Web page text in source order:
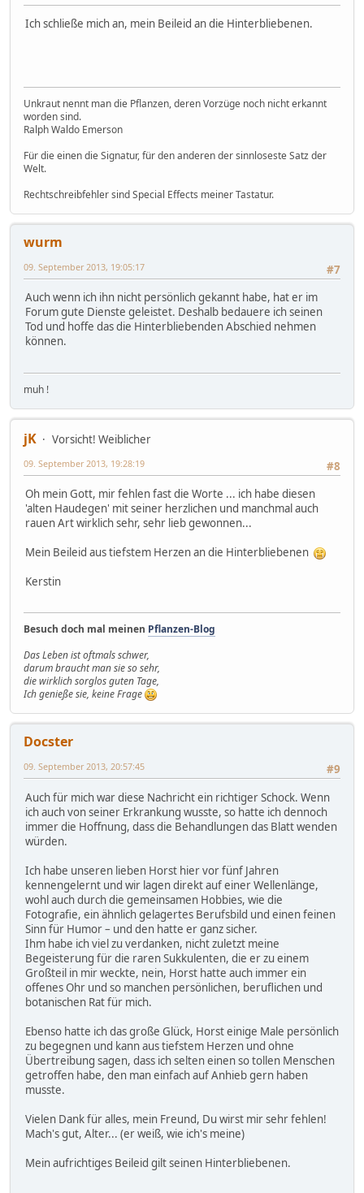
Ich schließe mich an, mein Beileid an die Hinterbliebenen.
Unkraut nennt man die Pflanzen, deren Vorzüge noch nicht erkannt
worden sind.
Ralph Waldo Emerson
Für die einen die Signatur, für den anderen der sinnloseste Satz der
Welt.
Rechtschreibfehler sind Special Effects meiner Tastatur.
wurm
#7
09. September 2013, 19:05:17
Auch wenn ich ihn nicht persönlich gekannt habe, hat er im
Forum gute Dienste geleistet. Deshalb bedauere ich seinen
Tod und hoffe das die Hinterbliebenden Abschied nehmen
können.
muh !
jK
Vorsicht! Weiblicher
#8
09. September 2013, 19:28:19
Oh mein Gott, mir fehlen fast die Worte ... ich habe diesen
'alten Haudegen' mit seiner herzlichen und manchmal auch
rauen Art wirklich sehr, sehr lieb gewonnen...
Mein Beileid aus tiefstem Herzen an die Hinterbliebenen
Kerstin
Besuch doch mal meinen Pflanzen-Blog
Das Leben ist oftmals schwer,
darum braucht man sie so sehr,
die wirklich sorglos guten Tage,
Ich genieße sie, keine Frage
Docster
#9
09. September 2013, 20:57:45
Auch für mich war diese Nachricht ein richtiger Schock. Wenn
ich auch von seiner Erkrankung wusste, so hatte ich dennoch
immer die Hoffnung, dass die Behandlungen das Blatt wenden
würden.
Ich habe unseren lieben Horst hier vor fünf Jahren
kennengelernt und wir lagen direkt auf einer Wellenlänge,
wohl auch durch die gemeinsamen Hobbies, wie die
Fotografie, ein ähnlich gelagertes Berufsbild und einen feinen
Sinn für Humor – und den hatte er ganz sicher.
Ihm habe ich viel zu verdanken, nicht zuletzt meine
Begeisterung für die raren Sukkulenten, die er zu einem
Großteil in mir weckte, nein, Horst hatte auch immer ein
offenes Ohr und so manchen persönlichen, beruflichen und
botanischen Rat für mich.
Ebenso hatte ich das große Glück, Horst einige Male persönlich
zu begegnen und kann aus tiefstem Herzen und ohne
Übertreibung sagen, dass ich selten einen so tollen Menschen
getroffen habe, den man einfach auf Anhieb gern haben
musste.
Vielen Dank für alles, mein Freund, Du wirst mir sehr fehlen!
Mach's gut, Alter... (er weiß, wie ich's meine)
Mein aufrichtiges Beileid gilt seinen Hinterbliebenen.